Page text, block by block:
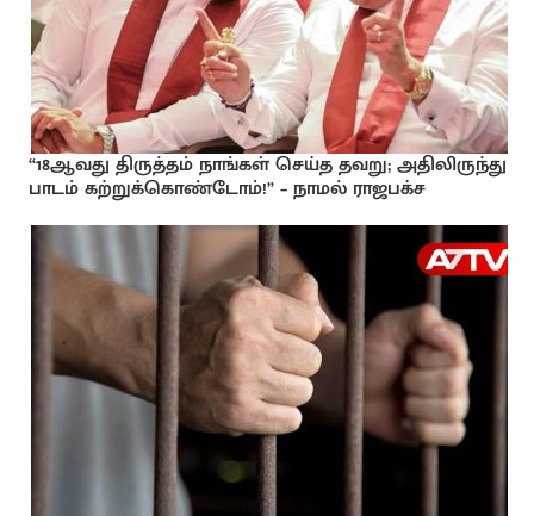
“18ஆவது திருத்தம் நாங்கள் செய்த தவறு; அதிலிருந்து
பாடம் கற்றுக்கொண்டோம்!” – நாமல் ராஜபக்ச